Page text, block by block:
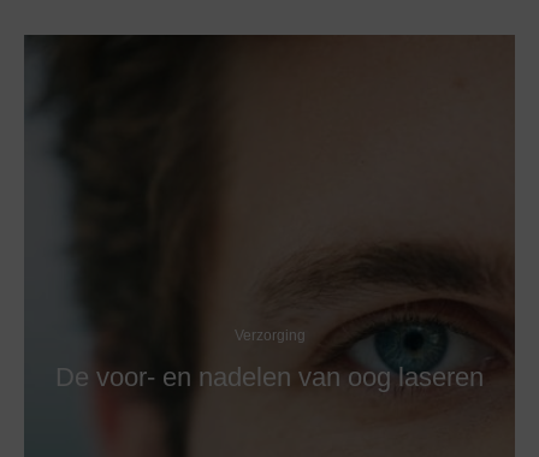
Verzorging
De voor- en nadelen van oog laseren